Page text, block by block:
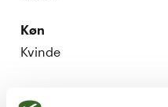
Køn
Kvinde